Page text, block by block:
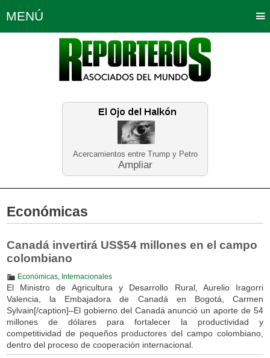
Acercamientos entre Trump y Petro
Ampliar
MENÚ
Política Opinión Bogotá
Planeta Tierra Deportes
Educación Neira
Económicas
Canadá invertirá US$54 millones en el campo
colombiano
Económicas, Internacionales
El Ministro de Agricultura y Desarrollo Rural, Aurelio Iragorri
Valencia, la Embajadora de Canadá en Bogotá, Carmen
Sylvain[/caption]–El gobierno del Canadá anunció un aporte de 54
millones de dólares para fortalecer la productividad y
competitividad de pequeños productores del campo colombiano,
dentro del proceso de cooperación internacional.